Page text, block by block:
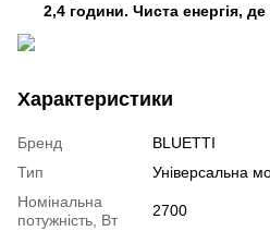
2,4 години. Чиста енергія,
Характеристики
Бренд
BLUETTI
Тип
Універсальна
Номінальна
потужність, Вт
2700